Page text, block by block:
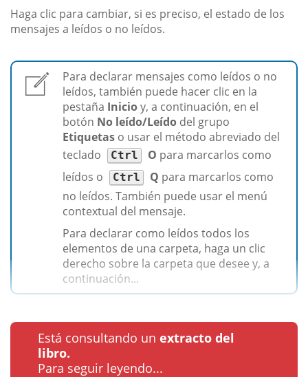
Haga clic para cambiar, si es preciso, el estado de los
mensajes a leídos o no leídos.
Para declarar mensajes como leídos o no
leídos, también puede hacer clic en la
pestaña Inicioy, a continuación, en el
botón No leído/Leído del grupo
Etiquetas o usar el método abreviado del
teclado
Ctrl O para marcarlos como
leídos o
Ctrl Q para marcarlos como
no leídos. También puede usar el menú
contextual del mensaje.
Para declarar como leídos todos los
elementos de una carpeta, haga un clic
derecho sobre la carpeta que desee y, a
continuación...
Está consultando un extracto del
libro.
Para seguir leyendo...